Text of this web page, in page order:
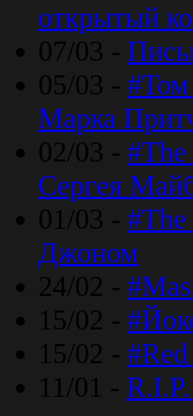
открытый
07/03 -
05/03 - #Том
Марка
02/03 -
Сергея
01/03 -
Джоном
24/02 -
15/02 -
15/02 -
11/01 -